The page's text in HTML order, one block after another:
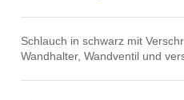
Schlauch in schwarz mit
Wandhalter, Wandventil und